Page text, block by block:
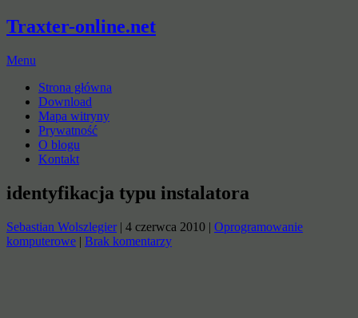
Traxter-online.net
Menu
Strona główna
Download
Mapa witryny
Prywatność
O blogu
Kontakt
identyfikacja typu instalatora
Sebastian Wolszlegier| 4 czerwca 2010 | Oprogramowanie
komputerowe | Brak komentarzy